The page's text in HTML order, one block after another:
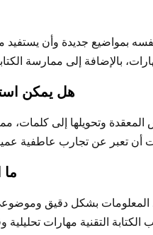
بمواضيع جديدة وأن يستفيد
هل يمكن
وتحويلها إلى كلمات،
ما
المعلومات بشكل دقيق